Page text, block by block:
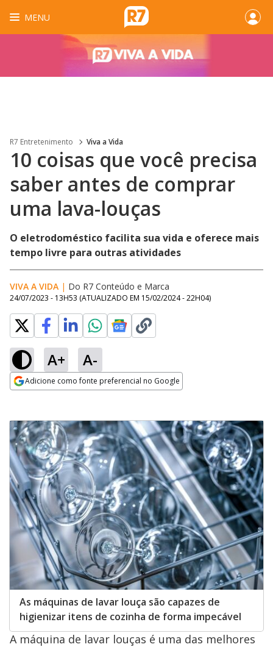
MENU
R7 Entretenimento Viva a Vida
10 coisas que você precisa
saber antes de comprar
uma lava-louças
O eletrodoméstico facilita sua vida e oferece mais
tempo livre para outras atividades
VIVA A VIDA | Do R7 Conteúdo e Marca
24/07/2023 - 13H53 (ATUALIZADO EM 15/02/2024 - 22H04)
A+ A-
Adicione como fonte preferencial no Google
As máquinas de lavar louça são capazes de
higienizar itens de cozinha de forma impecável
A máquina de lavar louças é uma das melhores